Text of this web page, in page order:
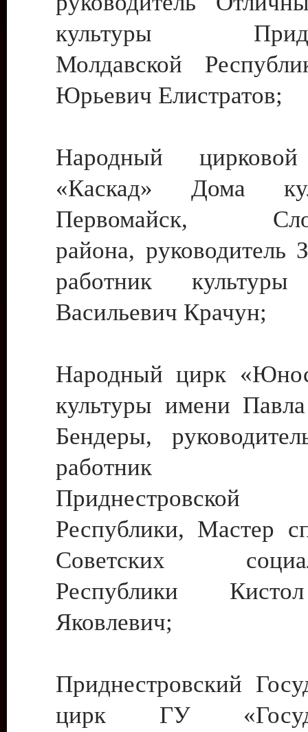
культуры
Молдавской
Юрьевич Елистратов;
Народный цирковой
«Каскад» Дома
Первомайск,
района, руководитель
работник культуры
Васильевич Крачун;
Народный цирк
культуры имени
Бендеры,
работник
Приднестровской
Республики, Мастер
Советских
Республики
Яковлевич;
Приднестровский
цирк ГУ